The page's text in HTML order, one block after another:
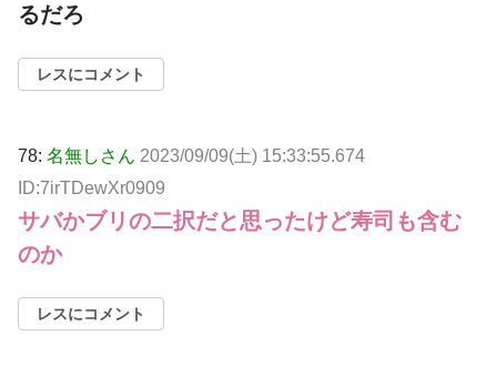
るだろ
レスにコメント
78: 名無しさん 2023/09/09(土) 15:33:55.674
ID:7irTDewXr0909
サバかブリの二択だと思ったけど寿司も含む
のか
レスにコメント